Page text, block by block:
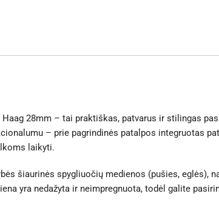
28mm – tai praktiškas, patvarus ir stilingas
– prie pagrindinės patalpos integruotas
laikyti.
šiaurinės spygliuočių medienos (pušies, eglės),
yra nedažyta ir neimpregnuota, todėl galite